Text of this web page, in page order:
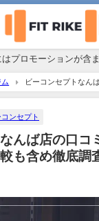
はプロモーションが含
ビーコンセプトなん
調査！
コンセプト
んば店の口コ
も含め徹底調